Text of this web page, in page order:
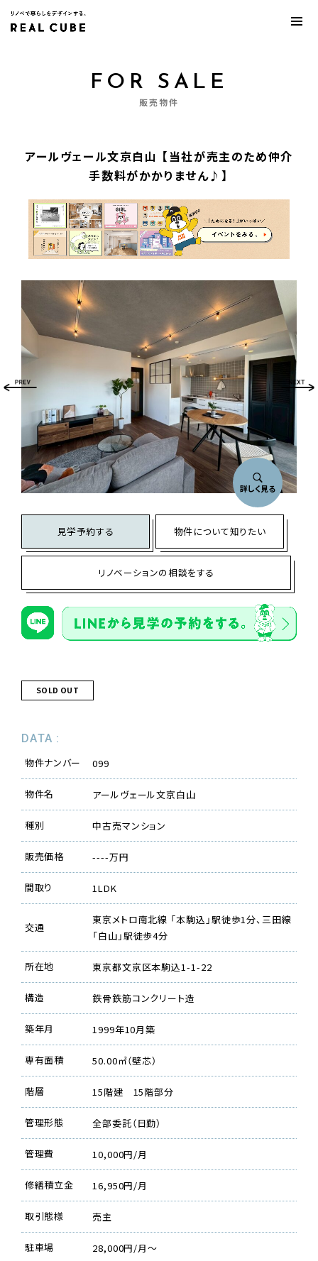
FOR SALE
販売物件
アールヴェール文京白山 【当社が売主のため仲介
手数料がかかりません♪】
詳しく見る
見学予約する 物件について知りたい
リノベーションの相談をする
SOLD OUT
DATA :
物件ナンバー
099
物件名 アールヴェール文京白山
種別 中古売マンション
販売価格 ----万円
間取り 1LDK
交通
東京メトロ南北線 「本駒込」駅徒歩1分、三田線
「白山」駅徒歩4分
所在地 東京都文京区本駒込1-1-22
構造 鉄骨鉄筋コンクリート造
築年月 1999年10月築
専有面積 50.00㎡（壁芯）
階層 15階建 15階部分
管理形態 全部委託（日勤）
管理費 10,000円/月
修繕積立金 16,950円/月
取引態様 売主
駐車場 28,000円/月〜